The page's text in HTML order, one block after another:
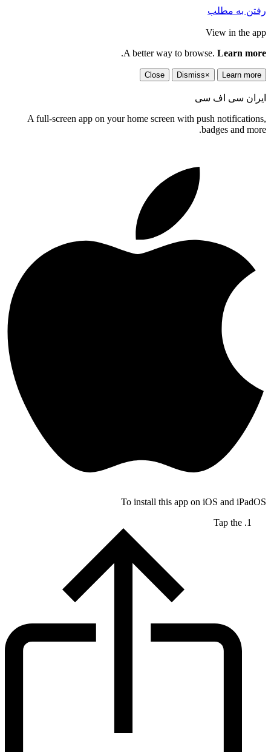
رفتن به مطلب
View in the app
A better way to browse. Learn more
.
Learn more
×
Dismiss
Close
ایران سی اف سی
A full-screen app on your home screen with push notifications,
badges and more.
To install this app on iOS and iPadOS
Tap the